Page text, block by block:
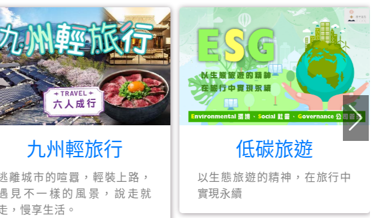
低碳旅遊
以生態旅遊的精神，在旅行中
實現永續
鬼斧美西
在大自然的鬼斧神工面前
回最純粹的自己。